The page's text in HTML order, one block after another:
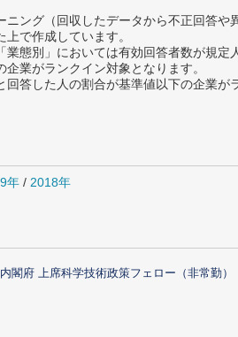
ング（回収したデータから不正回答や
で作成しています。
態別」においては有効回答者数が規
業がランクイン対象となります。
答した人の割合が基準値以下の企業が
年 / 2018年
閣府 上席科学技術政策フェロー（非常勤）